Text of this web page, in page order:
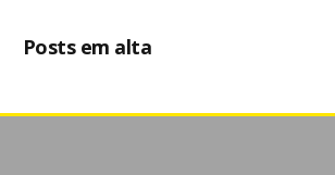
Posts em alta